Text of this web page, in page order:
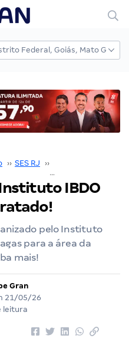
›› SES RJ ››
Instituto IBDO
pelo Instituto
para a área da
mais!
Gran
21/05/26
leitura